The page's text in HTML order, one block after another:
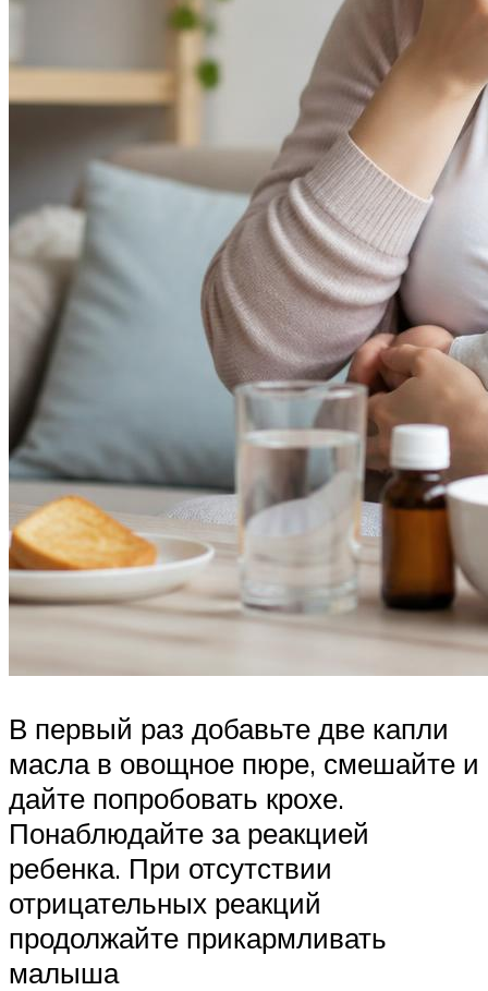
В первый раз добавьте две капли
масла в овощное пюре, смешайте и
дайте попробовать крохе.
Понаблюдайте за реакцией
ребенка. При отсутствии
отрицательных реакций
продолжайте прикармливать
малыша